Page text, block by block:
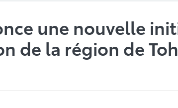
une nouvelle
de la région de